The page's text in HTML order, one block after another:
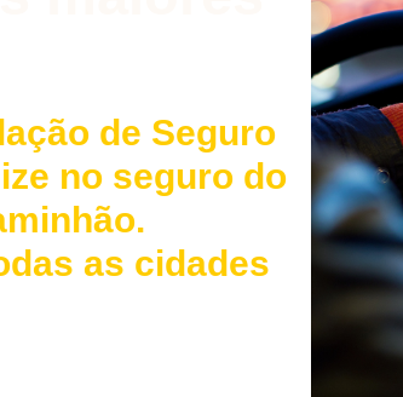
de Seguro
no seguro do
as cidades